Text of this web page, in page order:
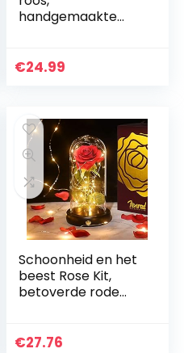
handgemaakte
hartdesign een
€24.99
Schoonheid en het
beest Rose Kit,
betoverde rode
glazen koepel
€27.76